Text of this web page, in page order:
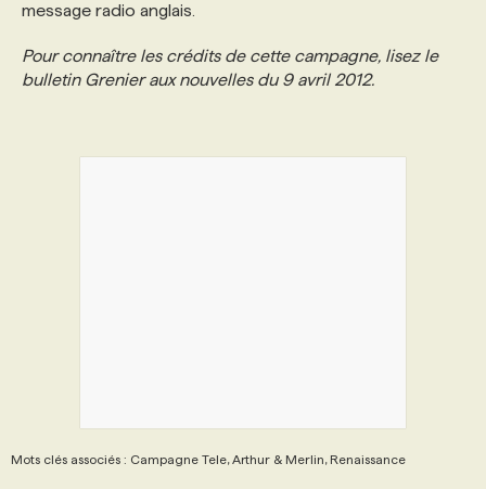
FAQ
message radio anglais.
Pour connaître les crédits de cette campagne, lisez le
bulletin Grenier aux nouvelles du 9 avril 2012.
Mots clés associés : Campagne Tele, Arthur & Merlin, Renaissance